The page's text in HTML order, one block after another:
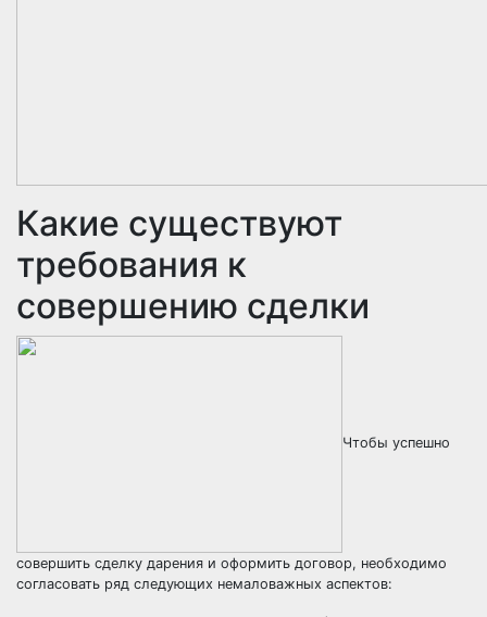
Какие существуют
требования к
совершению сделки
Чтобы успешно
совершить сделку дарения и оформить договор, необходимо
согласовать ряд следующих немаловажных аспектов: